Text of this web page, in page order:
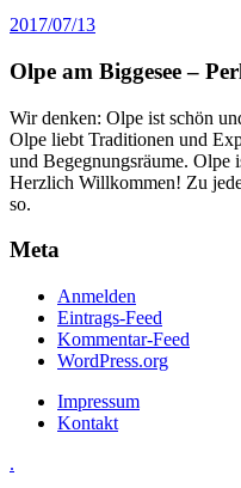
2017/07/13
Olpe am Biggesee –
Wir denken: Olpe ist schön
Olpe liebt Traditionen und
und Begegnungsräume. Olpe
Herzlich Willkommen! Zu
so.
Meta
Anmelden
Eintrags-Feed
Kommentar-Feed
WordPress.org
Impressum
Kontakt
.